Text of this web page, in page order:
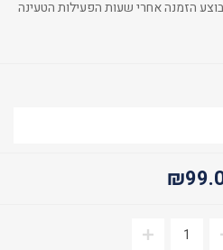
- 23:00 במידה ובוצע הזמנה אחרי שעות הפעילות הטעינה